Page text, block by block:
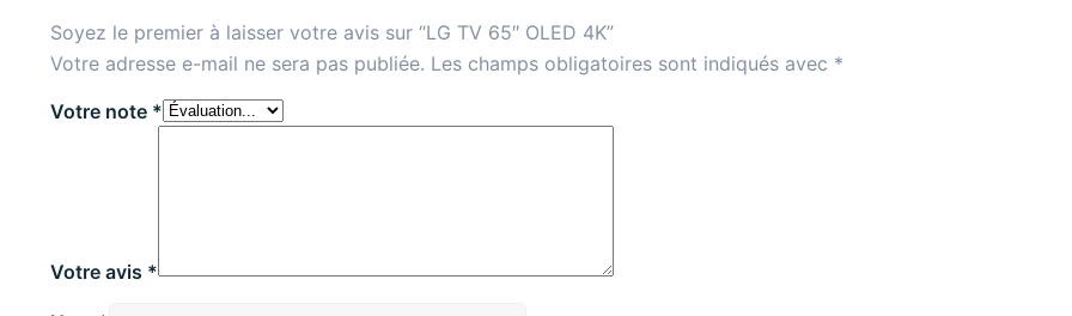
Soyez le premier à laisser votre avis sur “LG TV 65″ OLED 4K”
Votre adresse e-mail ne sera pas publiée. Les champs obligatoires sont indiqués avec *
Votre note *
Votre avis *